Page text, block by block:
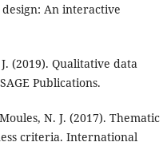
An interactive
(2019). Qualitative data
Publications.
N. J. (2017). Thematic
criteria. International